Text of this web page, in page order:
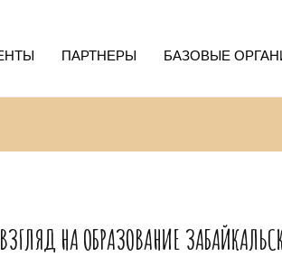
ПАРТНЕРЫ БАЗОВЫЕ
ВЗГЛЯД НА ОБРАЗОВАНИЕ